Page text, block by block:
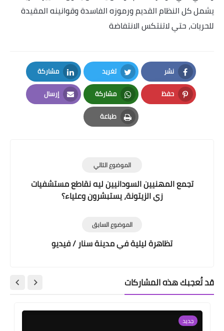
يشمل كل النظام القديم ورموزه الفاسدة وقوانينه المقيدة
للحريات، حتي لاتنتكس الانتفاضة
نشر
Facebook
تغريد
Twitter
مشاركة
LinkedIn
حفظ
Pinterest
مشاركة
Whatsapp
إرسال
Email
طباعة
Print
الموضوع التالي
تجمع المهنيين السودانيين ليه نقاطع مستشفيات
زي الزيتونة، يستبشرون وعلياء؟
الموضوع السابق
تظاهرة ليلية في مدينة سنار / فيديو
قد تُعجبك هذه المشاركات
جديد